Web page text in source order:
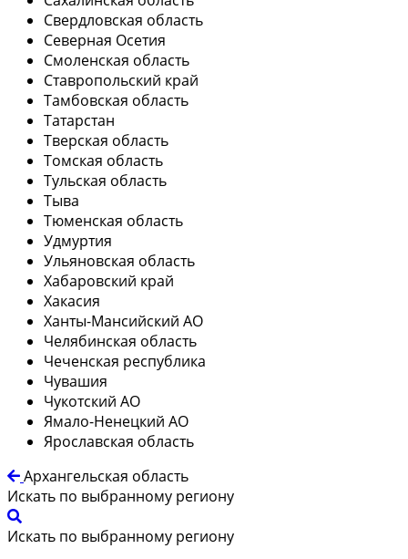
Свердловская область
Северная Осетия
Смоленская область
Ставропольский край
Тамбовская область
Татарстан
Тверская область
Томская область
Тульская область
Тыва
Тюменская область
Удмуртия
Ульяновская область
Хабаровский край
Хакасия
Ханты-Мансийский АО
Челябинская область
Чеченская республика
Чувашия
Чукотский АО
Ямало-Ненецкий АО
Ярославская область
Архангельская область
Искать по выбранному региону
Искать по выбранному региону